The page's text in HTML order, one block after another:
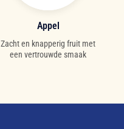
Appel
Zacht en knapperig fruit met
een vertrouwde smaak